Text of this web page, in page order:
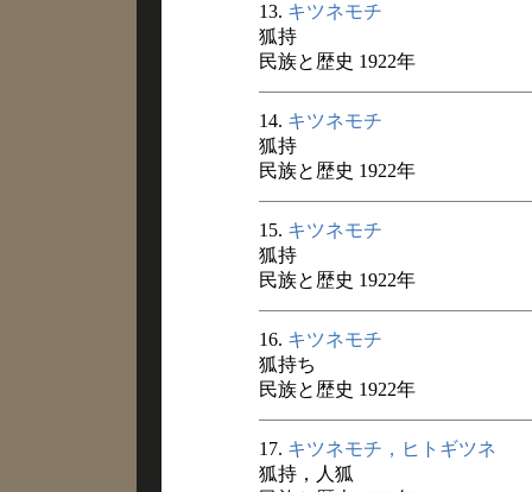
13. キツネモチ
狐持
民族と歴史 1922年
14. キツネモチ
狐持
民族と歴史 1922年
15. キツネモチ
狐持
民族と歴史 1922年
16. キツネモチ
狐持ち
民族と歴史 1922年
17. キツネモチ，ヒトギツネ
狐持，人狐